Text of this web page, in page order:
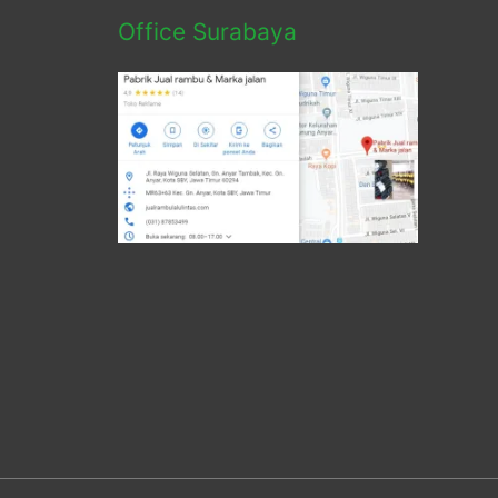
Office Surabaya